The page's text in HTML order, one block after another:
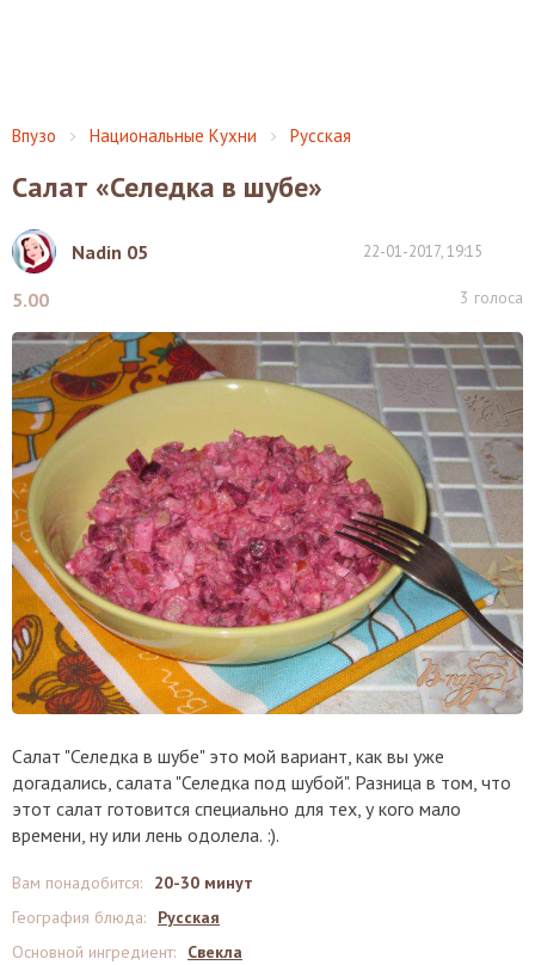
Впузо Национальные Кухни Русская
Салат «Селедка в шубе»
Nadin 05 22-01-2017, 19:15
5.00 3 голоса
Салат "Селедка в шубе" это мой вариант, как вы уже
догадались, салата "Селедка под шубой". Разница в том, что
этот салат готовится специально для тех, у кого мало
времени, ну или лень одолела. :).
Вам понадобится:
20-30 минут
География блюда:
Русская
Основной ингредиент:
Свекла